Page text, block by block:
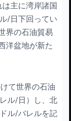
主に湾岸諸国
/日下回ってい
界の石油貿易
洋盆地が新た
て世界の石油
ル/日）し、北
ル/バレルを記